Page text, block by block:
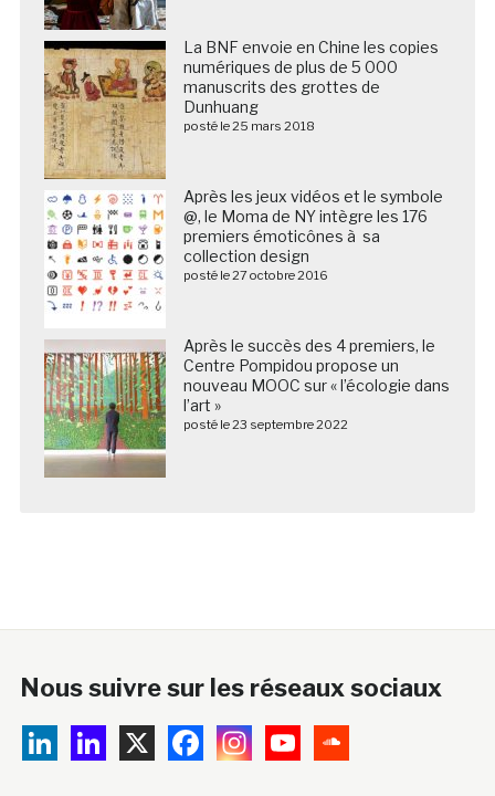
La BNF envoie en Chine les copies
numériques de plus de 5 000
manuscrits des grottes de
Dunhuang
posté le 25 mars 2018
Après les jeux vidéos et le symbole
@, le Moma de NY intègre les 176
premiers émoticônes à sa
collection design
posté le 27 octobre 2016
Après le succès des 4 premiers, le
Centre Pompidou propose un
nouveau MOOC sur « l’écologie dans
l’art »
posté le 23 septembre 2022
Nous suivre sur les réseaux sociaux